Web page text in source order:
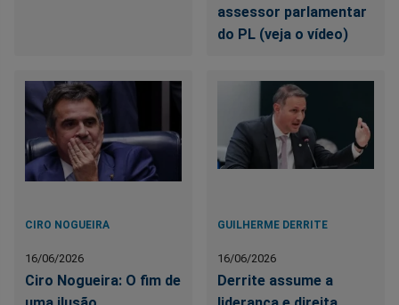
assessor parlamentar
do PL (veja o vídeo)
CIRO NOGUEIRA
16/06/2026
Ciro Nogueira: O fim de
GUILHERME DERRITE
16/06/2026
Derrite assume a